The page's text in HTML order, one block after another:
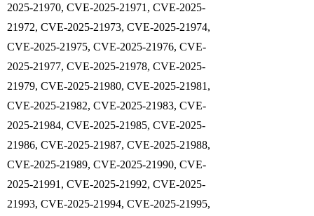
2025-21970, CVE-2025-21971, CVE-2025-
21972, CVE-2025-21973, CVE-2025-21974,
CVE-2025-21975, CVE-2025-21976, CVE-
2025-21977, CVE-2025-21978, CVE-2025-
21979, CVE-2025-21980, CVE-2025-21981,
CVE-2025-21982, CVE-2025-21983, CVE-
2025-21984, CVE-2025-21985, CVE-2025-
21986, CVE-2025-21987, CVE-2025-21988,
CVE-2025-21989, CVE-2025-21990, CVE-
2025-21991, CVE-2025-21992, CVE-2025-
21993, CVE-2025-21994, CVE-2025-21995,